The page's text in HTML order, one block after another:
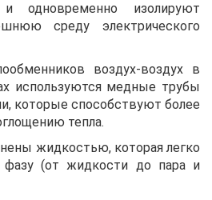
одновременно изолируют
среду электрического
воздух-воздух в
используются медные трубы
которые способствуют более
тепла.
жидкостью, которая легко
фазу (от жидкости до пара и